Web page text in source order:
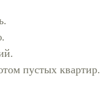
пустых квартир.